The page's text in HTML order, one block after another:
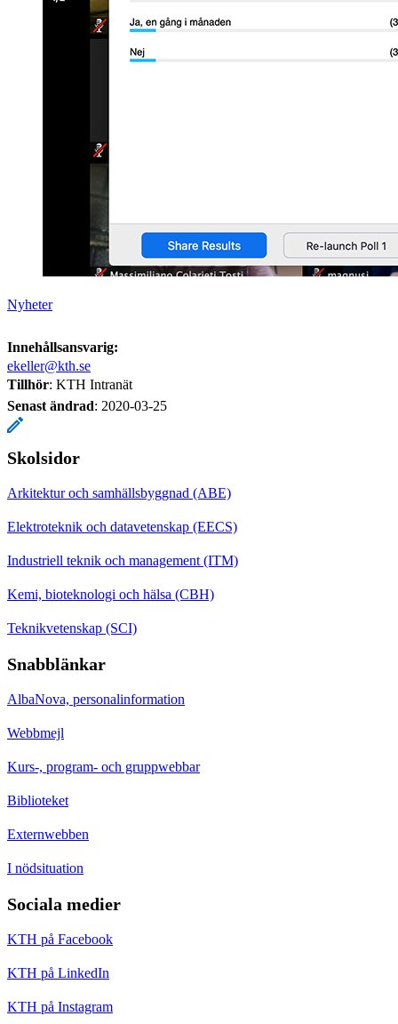
Nyheter
Innehållsansvarig:
ekeller@kth.se
Tillhör: KTH Intranät
Senast ändrad: 2020-03-25
Skolsidor
Arkitektur och samhällsbyggnad (ABE)
Elektroteknik och datavetenskap (EECS)
Industriell teknik och management (ITM)
Kemi, bioteknologi och hälsa (CBH)
Teknikvetenskap (SCI)
Snabblänkar
AlbaNova, personalinformation
Webbmejl
Kurs-, program- och gruppwebbar
Biblioteket
Externwebben
I nödsituation
Sociala medier
KTH på Facebook
KTH på LinkedIn
KTH på Instagram